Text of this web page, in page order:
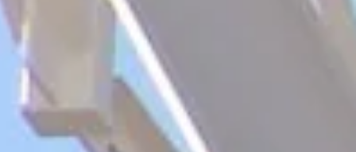
protecció de dades, l'usuari podrà dirigir-se a l'autoritat de
control competent per a presentar la reclamació que consideri
oportuna, així com també podrà exercir els drets d'accés,
rectificació, limitació de tractament, supressió, portabilitat i
oposició al tractament de les seves dades de caràcter
personal, així com a la retirada del consentiment prestat per al
tractament dels mateixos. Per a més informació, l'usuari pot
dirigir-se a la nostra política de privacitat.